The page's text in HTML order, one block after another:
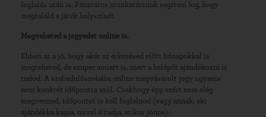
foglalás után is. Pénztáros munkatársunk segíteni fog, hogy
megtaláld a játék helyszínét.
Megveheted a jegyedet online is.
Ebben az a jó, hogy akár az érkezésed előtt hónapokkal is
megteheted, de szuper amiatt is, mert a belépőt ajándékozni is
tudod. A szabadulószobába online megvásárolt jegy ugyanis
nem konkrét időpontra szól. Csakhogy épp ezért nem elég
megvenned, időpontot is kell foglalnod (vagy annak, aki
ajándékba kapja, mivel ő tudja, mikor jönne).